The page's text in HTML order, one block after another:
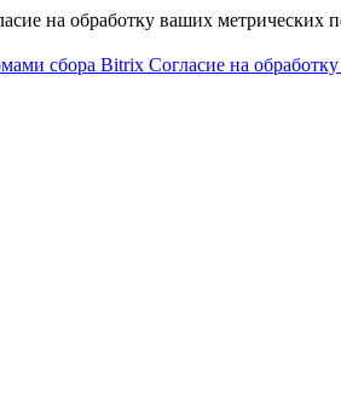
на обработку ваших
сбора Bitrix Согласие на